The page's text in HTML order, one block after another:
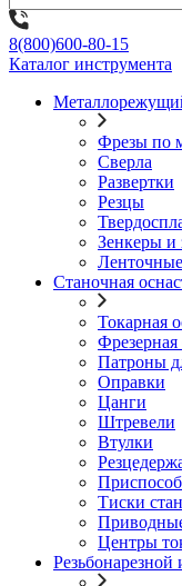
8(800)600-80-15
Каталог инструмента
Фрезы по
Сверла
Развертки
Резцы
Зенкеры и
Станочная
Токарная
Фрезерная
Патроны
Оправки
Цанги
Штревели
Втулки
Тиски
Центры
Резьбонарезной